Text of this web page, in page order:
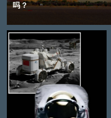
吗？